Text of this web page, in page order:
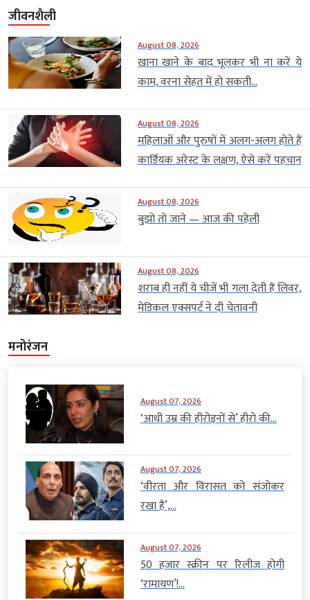
जीवनशैली
August 08, 2026
खाना खाने के बाद भूलकर भी ना करें ये
काम, वरना सेहत में हो सकती...
August 08, 2026
महिलाओं और पुरुषों में अलग-अलग होते हैं
कार्डियक अरेस्ट के लक्षण, ऐसे करें पहचान
August 08, 2026
बुझो तो जाने — आज की पहेली
August 08, 2026
शराब ही नहीं ये चीजें भी गला देती हैं लिवर,
मेडिकल एक्सपर्ट ने दी चेतावनी
मनोरंजन
August 07, 2026
‘आधी उम्र की हीरोइनों से’ हीरो की...
August 07, 2026
‘वीरता और विरासत को संजोकर
रखा है’,...
August 07, 2026
50 हजार स्क्रीन पर रिलीज होगी
‘रामायण’!...